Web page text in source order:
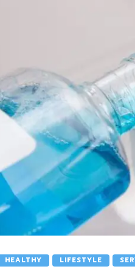
HEALTHY LIFESTYLE